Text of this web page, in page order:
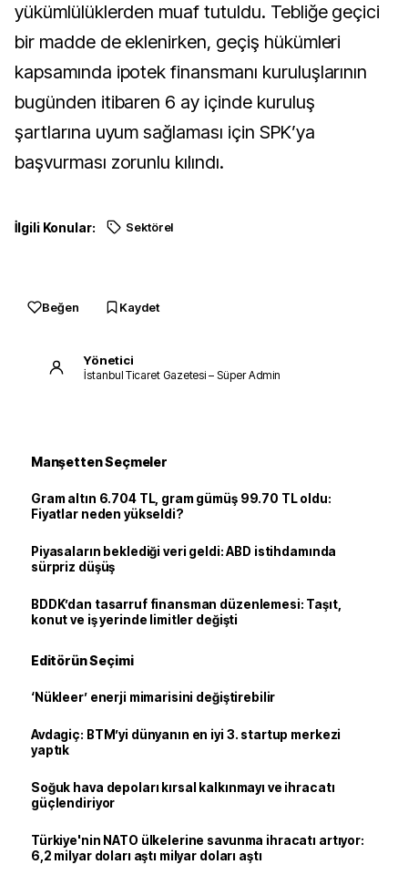
yükümlülüklerden muaf tutuldu. Tebliğe geçici
bir madde de eklenirken, geçiş hükümleri
kapsamında ipotek finansmanı kuruluşlarının
bugünden itibaren 6 ay içinde kuruluş
şartlarına uyum sağlaması için SPK’ya
başvurması zorunlu kılındı.
İlgili Konular: Sektörel
Beğen Kaydet
Yönetici
İstanbul Ticaret Gazetesi – Süper Admin
Manşetten Seçmeler
Gram altın 6.704 TL, gram gümüş 99.70 TL oldu:
Fiyatlar neden yükseldi?
Piyasaların beklediği veri geldi: ABD istihdamında
sürpriz düşüş
BDDK’dan tasarruf finansman düzenlemesi: Taşıt,
konut ve iş yerinde limitler değişti
Editörün Seçimi
‘Nükleer’ enerji mimarisini değiştirebilir
Avdagiç: BTM’yi dünyanın en iyi 3. startup merkezi
yaptık
Soğuk hava depoları kırsal kalkınmayı ve ihracatı
güçlendiriyor
Türkiye'nin NATO ülkelerine savunma ihracatı artıyor:
6,2 milyar doları aştı milyar doları aştı